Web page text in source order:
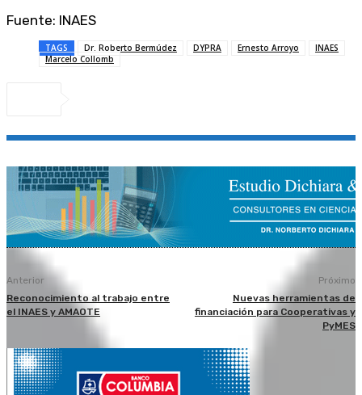
Fuente: INAES
TAGS Dr. Roberto Bermúdez DYPRA Ernesto Arroyo
INAES
Marcelo Collomb
Anterior
Reconocimiento al trabajo entre
el INAES y AMAOTE
Próximo
Nuevas herramientas de
financiación para Cooperativas y
PyMES